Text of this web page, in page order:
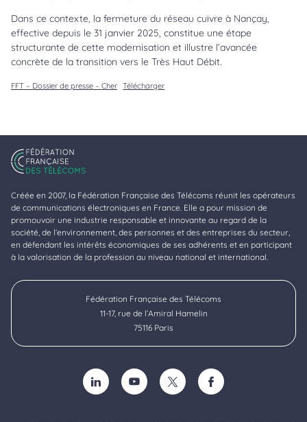
Dans ce contexte, la fermeture du réseau cuivre à Nançay,
effective depuis le 31 janvier 2025, constitue une étape
structurante de cette modernisation et illustre l’avancée
concrète de la transition vers le Très Haut Débit.
FFT – Dossier de presse – Cher Télécharger
Créée en 2007, la Fédération Française des Télécoms réunit les opérateurs
de communications électroniques en France. Elle a pour mission de
promouvoir une industrie responsable et innovante au regard de la
société, de l’environnement, des personnes et des entreprises du secteur,
en défendant les intérêts économiques de ses adhérents et en participant
à la valorisation de la profession au niveau national et international.
Fédération Française des Télécoms
11-17, rue de l’Amiral Hamelin
75116 Paris
SUIVEZ-NOUS SUR LINKEDIN (NOUVELLE FENÊTRE)
SUIVEZ-NOUS SUR YOUTUBE (NOUVELLE
SUIVEZ-NOUS SUR TWITTER
SUIVEZ-NOUS SUR